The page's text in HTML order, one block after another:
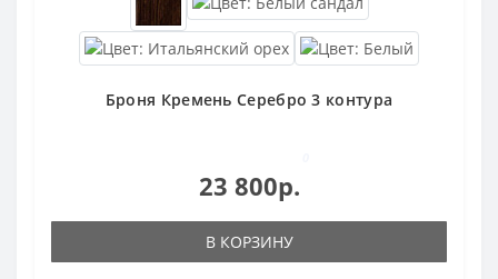
Броня Кремень Серебро 3 контура
23 800р.
В КОРЗИНУ